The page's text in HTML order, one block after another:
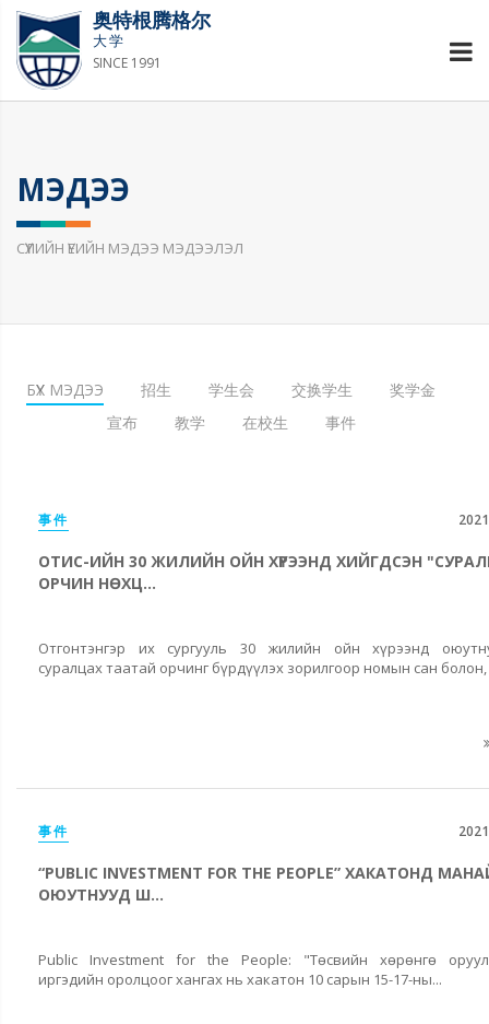
奥特根腾格尔
大学
SINCE 1991
МЭДЭЭ
СҮҮЛИЙН ҮЕИЙН МЭДЭЭ МЭДЭЭЛЭЛ
БҮХ МЭДЭЭ 招生 学生会 交换学生
奖学金
宣布
教学 在校生 事件
事件
ОТИС-ИЙН 30 ЖИЛИЙН ОЙН ХҮРЭЭНД ХИЙГДСЭН
ОРЧИН НӨХЦ...
Отгонтэнгэр их сургууль 30 жилийн ойн хүрээнд
суралцах таатай орчинг бүрдүүлэх зорилгоор номын сан
事件
“PUBLIC INVESTMENT FOR THE РEOPLE” ХАКАТОНД
ОЮУТНУУД Ш...
Public Investment for the People: "Төсвийн хөрөнгө
иргэдийн оролцоог хангах нь хакатон 10 сарын 15-17-ны...